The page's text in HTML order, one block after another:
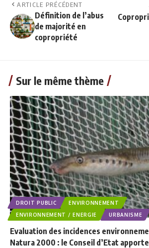
ARTICLE PRÉCÉDENT
Définition de l’abus
de majorité en
copropriété
Sur le même thème
DROIT PUBLIC
ENVIRONNEMENT
ENVIRONNEMENT / ENERGIE
URBANISME
Evaluation des incidences
Natura 2000 : le Conseil d’Etat